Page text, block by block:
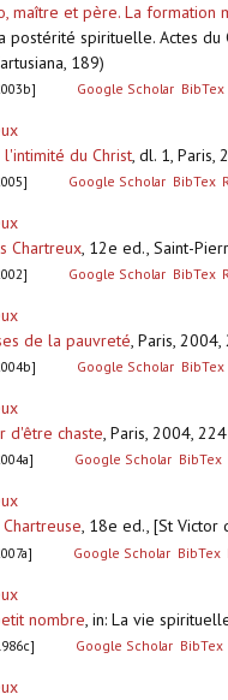
maître et père. La formation
postérité spirituelle. Actes
189)
Google Scholar BibTex
l'intimité du Christ, dl. 1, Paris,
Google Scholar BibTex
Chartreux, 12e ed., Saint-
Google Scholar BibTex
de la pauvreté, Paris, 2004,
Google Scholar BibTex
d'être chaste, Paris, 2004,
Google Scholar BibTex
, 18e ed., [St Victor
Google Scholar BibTex
nombre, in: La vie
Google Scholar BibTex